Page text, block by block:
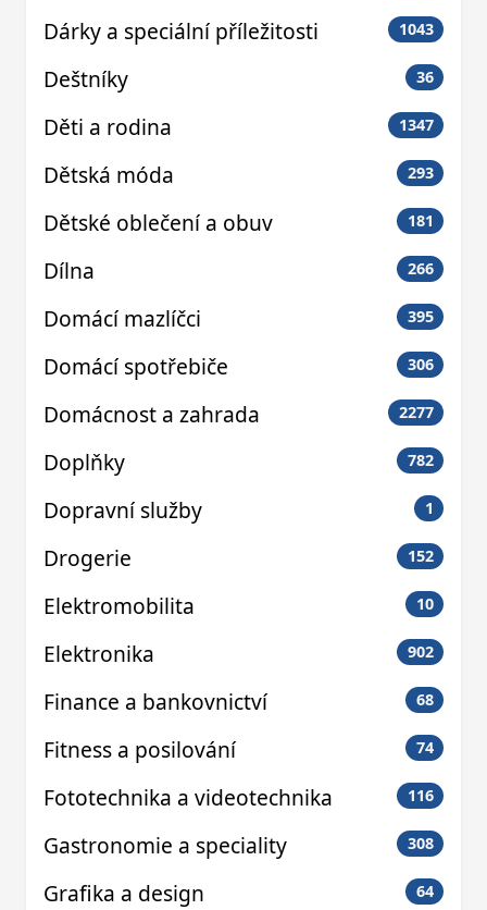
Dárky a speciální příležitosti 1043
Deštníky 36
Děti a rodina 1347
Dětská móda 293
Dětské oblečení a obuv 181
Dílna 266
Domácí mazlíčci 395
Domácí spotřebiče 306
Domácnost a zahrada 2277
Doplňky 782
Dopravní služby 1
Drogerie 152
Elektromobilita 10
Elektronika 902
Finance a bankovnictví 68
Fitness a posilování 74
Fototechnika a videotechnika 116
Gastronomie a speciality 308
Grafika a design 64